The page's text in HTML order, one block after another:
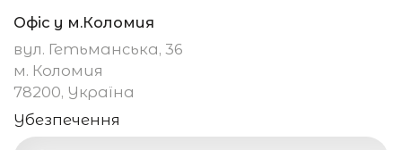
Офіс у м.Коломия
вул. Гетьманська, 36
м. Коломия
78200, Україна
Убезпечення